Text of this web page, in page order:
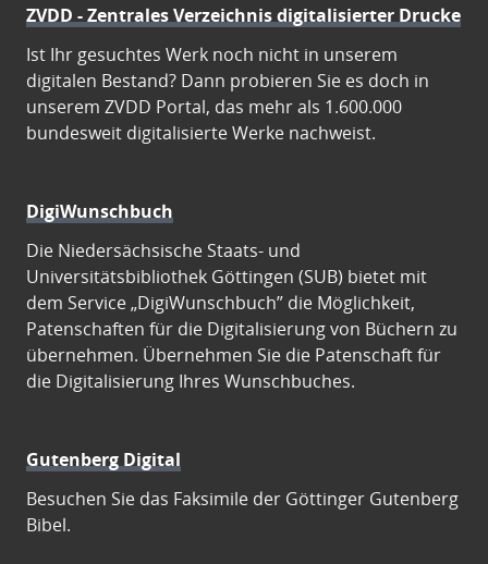
ZVDD - Zentrales Verzeichnis digitalisierter Drucke
Ist Ihr gesuchtes Werk noch nicht in unserem
digitalen Bestand? Dann probieren Sie es doch in
unserem ZVDD Portal, das mehr als 1.600.000
bundesweit digitalisierte Werke nachweist.
DigiWunschbuch
Die Niedersächsische Staats- und
Universitätsbibliothek Göttingen (SUB) bietet mit
dem Service „DigiWunschbuch” die Möglichkeit,
Patenschaften für die Digitalisierung von Büchern zu
übernehmen. Übernehmen Sie die Patenschaft für
die Digitalisierung Ihres Wunschbuches.
Gutenberg Digital
Besuchen Sie das Faksimile der Göttinger Gutenberg
Bibel.